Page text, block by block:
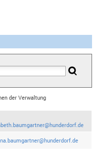
der Verwaltung